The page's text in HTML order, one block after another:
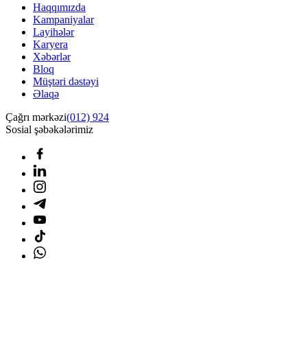
Haqqımızda
Kampaniyalar
Layihələr
Karyera
Xəbərlər
Bloq
Müştəri dəstəyi
Əlaqə
Çağrı mərkəzi(012) 924
Sosial şəbəkələrimiz